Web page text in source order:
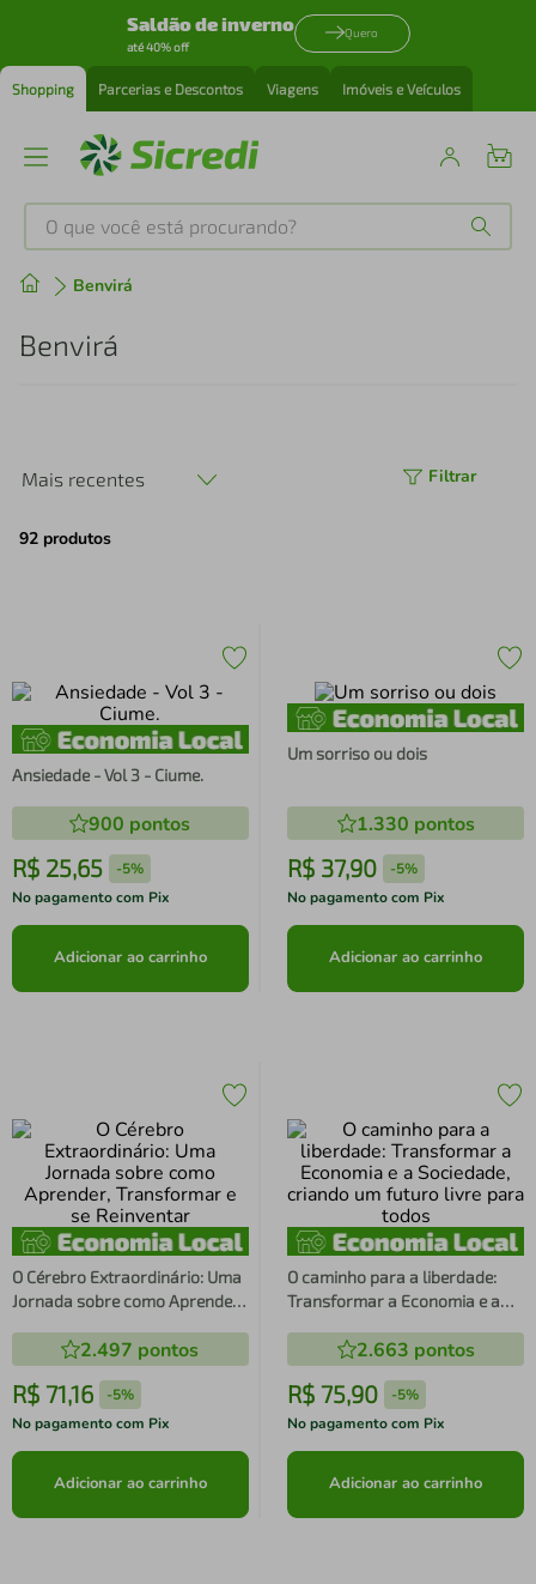
Saldão de inverno
até 40% off
Quero
Shopping Parcerias e Descontos Viagens Imóveis e Veículos
O que você está procurando?
Benvirá
Benvirá
Mais recentes Filtrar
92 produtos
Ansiedade - Vol 3 - Ciume.
900 pontos
R$ 25,65 -5%
No pagamento com Pix
Adicionar ao carrinho
Um sorriso ou dois
1.330 pontos
R$ 37,90 -5%
No pagamento com Pix
Adicionar ao carrinho
O Cérebro Extraordinário: Uma
Jornada sobre como Aprender,
2.497 pontos
R$ 71,16 -5%
No pagamento com Pix
Adicionar ao carrinho
O caminho para a liberdade:
Transformar a Economia e a
livre para todos
2.663 pontos
R$ 75,90 -5%
No pagamento com Pix
Adicionar ao carrinho
Produtos mais buscados
tenis
perfume
4º air fryer